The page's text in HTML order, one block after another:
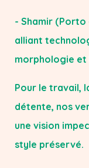
-​ Shamir (Porto
alliant
morphologie et
Pour le travail,
détente, nos
une vision
style préservé.